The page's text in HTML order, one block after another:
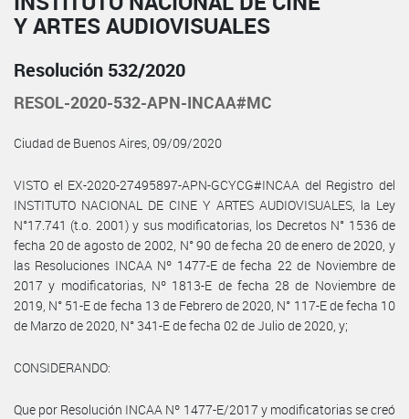
Y ARTES AUDIOVISUALES
Resolución 532/2020
RESOL-2020-532-APN-INCAA#MC
Ciudad de Buenos Aires, 09/09/2020
VISTO el EX-2020-27495897-APN-GCYCG#INCAA del Registro del
INSTITUTO NACIONAL DE CINE Y ARTES AUDIOVISUALES, la Ley
N°17.741 (t.o. 2001) y sus modificatorias, los Decretos N° 1536 de
fecha 20 de agosto de 2002, N° 90 de fecha 20 de enero de 2020, y
las Resoluciones INCAA Nº 1477-E de fecha 22 de Noviembre de
2017 y modificatorias, Nº 1813-E de fecha 28 de Noviembre de
2019, N° 51-E de fecha 13 de Febrero de 2020, N° 117-E de fecha 10
de Marzo de 2020, N° 341-E de fecha 02 de Julio de 2020, y;
CONSIDERANDO:
Que por Resolución INCAA Nº 1477-E/2017 y modificatorias se creó